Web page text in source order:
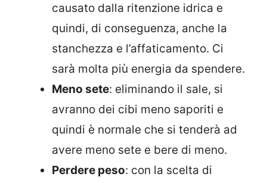
causato dalla ritenzione idrica e
quindi, di conseguenza, anche la
stanchezza e l’affaticamento. Ci
sarà molta più energia da spendere.
Meno sete: eliminando il sale, si
avranno dei cibi meno saporiti e
quindi è normale che si tenderà ad
avere meno sete e bere di meno.
Perdere peso: con la scelta di